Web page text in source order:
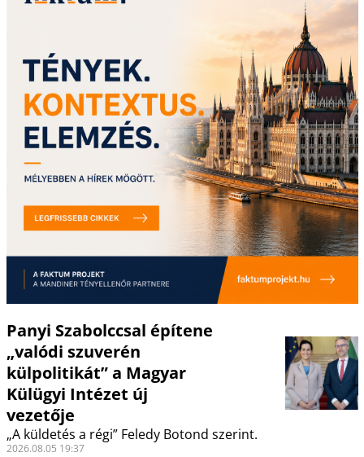
Panyi Szabolccsal építene
„valódi szuverén
külpolitikát” a Magyar
Külügyi Intézet új
vezetője
„A küldetés a régi” Feledy Botond szerint.
2026.08.05 19:37